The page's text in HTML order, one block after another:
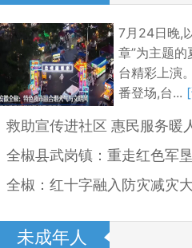
7月24日晚,
章”为主题
台精彩上演
番登场,台...
救助宣传进社区 惠民服务暖
全椒县武岗镇：重走红色军垦路，多元
全椒：红十字融入防灾减灾大局
未成年人